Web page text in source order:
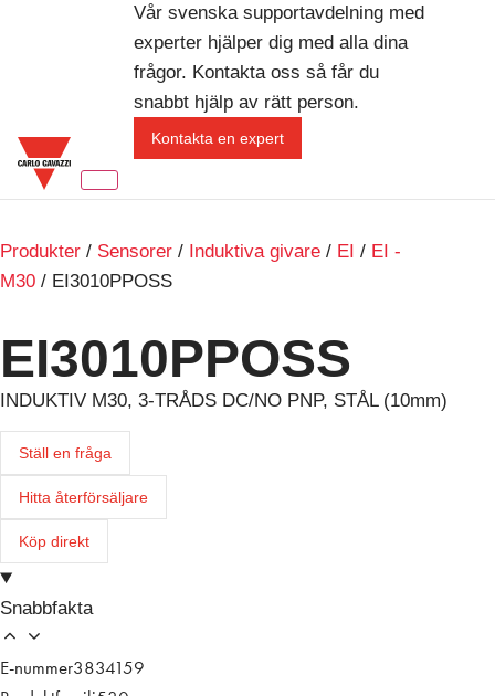
Vår svenska supportavdelning med
experter hjälper dig med alla dina
frågor. Kontakta oss så får du
snabbt hjälp av rätt person.
Kontakta en expert
Produkter / Sensorer / Induktiva givare / EI / EI -
M30 / EI3010PPOSS
EI3010PPOSS
INDUKTIV M30, 3-TRÅDS DC/NO PNP, STÅL (10mm)
Ställ en fråga
Hitta återförsäljare
Köp direkt
Snabbfakta
E-nummer3834159